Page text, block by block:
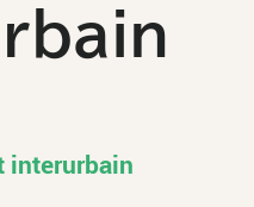
interurbain